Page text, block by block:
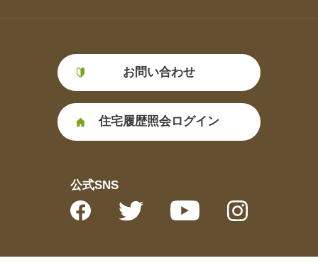
お問い合わせ
住宅履歴照会ログイン
公式SNS